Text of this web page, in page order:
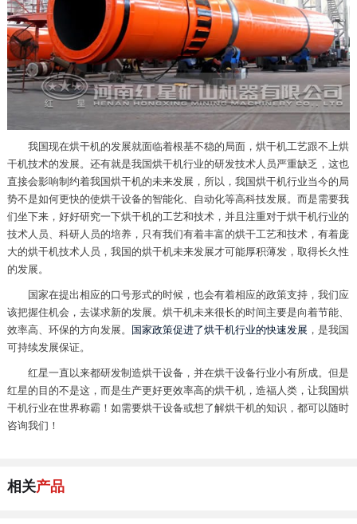
我国现在烘干机的发展就面临着根基不稳的局面，烘干机工艺跟不上烘
干机技术的发展。还有就是我国烘干机行业的研发技术人员严重缺乏，这也
直接会影响制约着我国烘干机的未来发展，所以，我国烘干机行业当今的局
势不是如何更快的使烘干设备的智能化、自动化等高科技发展。而是需要我
们坐下来，好好研究一下烘干机的工艺和技术，并且注重对于烘干机行业的
技术人员、科研人员的培养，只有我们有着丰富的烘干工艺和技术，有着庞
大的烘干机技术人员，我国的烘干机未来发展才可能厚积薄发，取得长久性
的发展。
国家在提出相应的口号形式的时候，也会有着相应的政策支持，我们应
该把握住机会，去谋求新的发展。烘干机未来很长的时间主要是向着节能、
效率高、环保的方向发展。
国家政策促进了烘干机行业的快速发展 ，是我国
可持续发展保证。
红星一直以来都研发制造烘干设备，并在烘干设备行业小有所成。但是
红星的目的不是这，而是生产更好更效率高的烘干机，造福人类，让我国烘
干机行业在世界称霸！如需要烘干设备或想了解烘干机的知识，都可以随时
咨询我们！
相关产品